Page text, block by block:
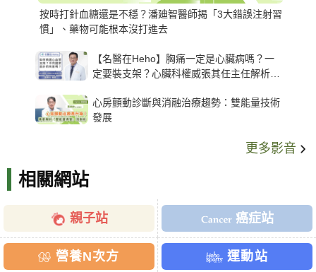
按時打針血糖還是不穩？潘廸智醫師揭「3大錯誤注射習
慣」、藥物可能根本沒打進去
【名醫在Heho】胸痛一定是心臟病嗎？一
定要裝支架？心臟科權威張其任主任解析支
心房顫動診斷與消融治療趨勢：雙能量技術
發展
更多影音
相關網站
親子站 癌症站
營養N次方 運動站